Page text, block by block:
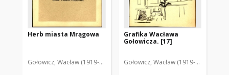
Herb miasta Mrągowa
Gołowicz, Wacław (1919-1983)
Grafika Wacława
Gołowicza. [17]
Gołowicz, Wacław (1919-1983)